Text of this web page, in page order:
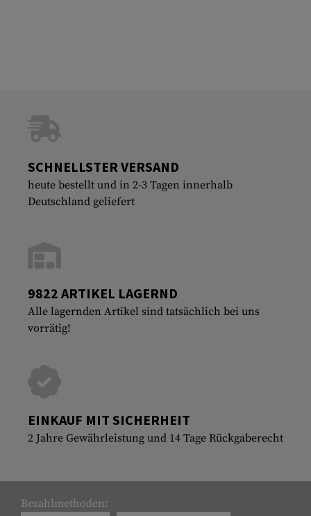
SCHNELLSTER VERSAND
heute bestellt und in 2-3 Tagen innerhalb
Deutschland geliefert
9822 ARTIKEL LAGERND
Alle lagernden Artikel sind tatsächlich bei uns
vorrätig!
EINKAUF MIT SICHERHEIT
2 Jahre Gewährleistung und 14 Tage Rückgaberecht
Bezahlmethoden: